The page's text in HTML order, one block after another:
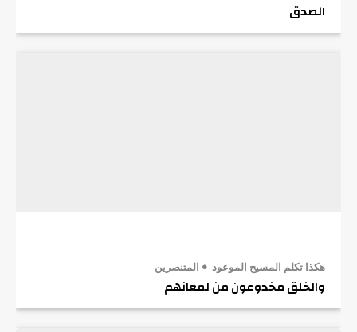
الصدق
هكذا تكلم المسيح الموعود المتنصرين
والخلق مخدوعون من لمعانهم